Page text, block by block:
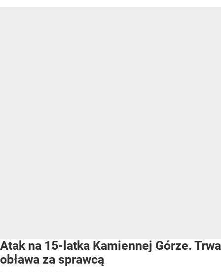
Atak na 15-latka Kamiennej Górze. Trwa
obława za sprawcą